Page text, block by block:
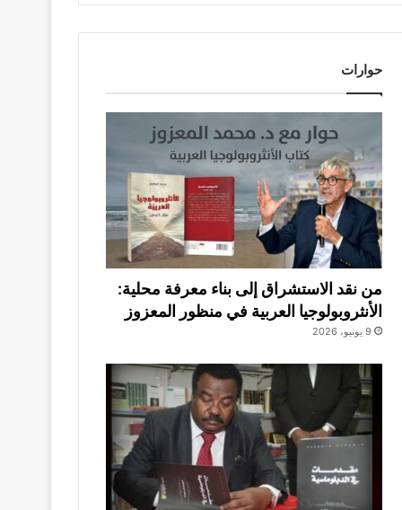
حوارات
من نقد الاستشراق إلى بناء معرفة محلية:
الأنثروبولوجيا العربية في منظور المعزوز
9 يونيو، 2026